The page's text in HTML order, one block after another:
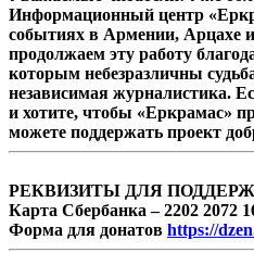
Информационный центр
событиях в Армении, Арцахе
продолжаем эту работу
которым небезразличны
независимая журналистика.
и хотите, чтобы «Еркрамас»
можете поддержать проект
РЕКВИЗИТЫ ДЛЯ
Карта Сбербанка – 2202 2072
Форма для донатов https://